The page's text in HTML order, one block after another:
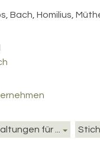
Bach, Homilius,
für ...